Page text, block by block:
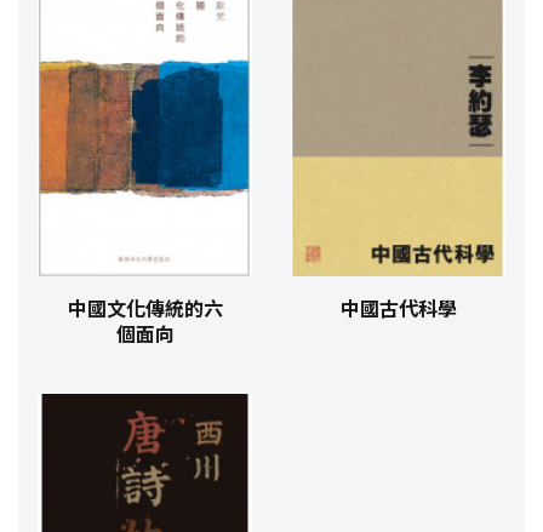
中國文化傳統的六
個面向
中國古代科學